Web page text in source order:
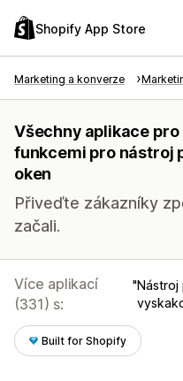
Shopify App Store
Marketing a konverze
Všechny aplikace
funkcemi pro nástroj
oken
Přiveďte zákazníky
začali.
Více aplikací
(331) s:
Nástroj
Built for Shopify